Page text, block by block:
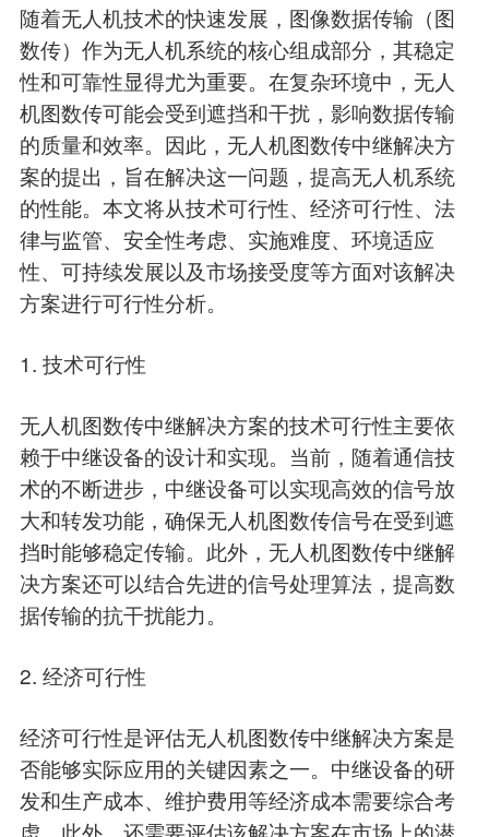
随着无人机技术的快速发展，图像数据传输（图
数传）作为无人机系统的核心组成部分，其稳定
性和可靠性显得尤为重要。在复杂环境中，无人
机图数传可能会受到遮挡和干扰，影响数据传输
的质量和效率。因此，无人机图数传中继解决方
案的提出，旨在解决这一问题，提高无人机系统
的性能。本文将从技术可行性、经济可行性、法
律与监管、安全性考虑、实施难度、环境适应
性、可持续发展以及市场接受度等方面对该解决
方案进行可行性分析。
1. 技术可行性
无人机图数传中继解决方案的技术可行性主要依
赖于中继设备的设计和实现。当前，随着通信技
术的不断进步，中继设备可以实现高效的信号放
大和转发功能，确保无人机图数传信号在受到遮
挡时能够稳定传输。此外，无人机图数传中继解
决方案还可以结合先进的信号处理算法，提高数
据传输的抗干扰能力。
2. 经济可行性
经济可行性是评估无人机图数传中继解决方案是
否能够实际应用的关键因素之一。中继设备的研
发和生产成本、维护费用等经济成本需要综合考
虑。此外，还需要评估该解决方案在市场上的潜